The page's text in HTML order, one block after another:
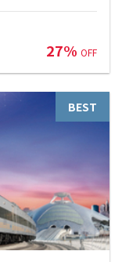
27% OFF
BEST